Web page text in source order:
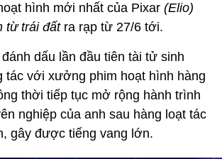
hình mới nhất của Pixar (Elio)
từ trái đấtra rạp từ 27/6 tới.
dấu lần đầu tiên tài tử sinh
tác với xưởng phim hoạt hình hàng
thời tiếp tục mở rộng hành trình
nghiệp của anh sau hàng loạt tác
gây được tiếng vang lớn.